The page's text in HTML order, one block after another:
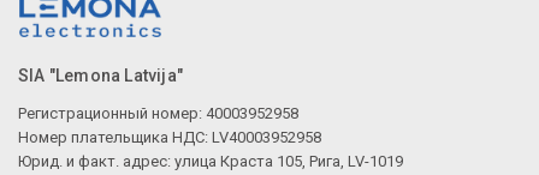
SIA "Lemona Latvija"
Регистрационный номер: 40003952958
Номер плательщика НДС: LV40003952958
Юрид. и факт. адрес: улица Краста 105, Рига, LV-1019